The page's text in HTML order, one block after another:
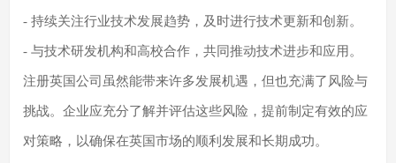
- 持续关注行业技术发展趋势，及时进行技术更新和创新。
- 与技术研发机构和高校合作，共同推动技术进步和应用。
注册英国公司虽然能带来许多发展机遇，但也充满了风险与
挑战。企业应充分了解并评估这些风险，提前制定有效的应
对策略，以确保在英国市场的顺利发展和长期成功。